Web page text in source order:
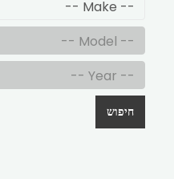
חיפוש